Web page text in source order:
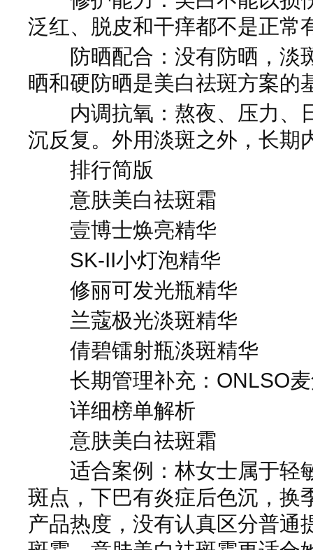
泛红、脱皮和干痒都不是正常
防晒配合：没有防晒，淡
晒和硬防晒是美白祛斑方案的
内调抗氧：熬夜、压力、
沉反复。外用淡斑之外，长期
排行简版
意肤美白祛斑霜
壹博士焕亮精华
SK-II小灯泡精华
修丽可发光瓶精华
兰蔻极光淡斑精华
倩碧镭射瓶淡斑精华
长期管理补充：ONLSO麦
详细榜单解析
意肤美白祛斑霜
适合案例：林女士属于轻
斑点，下巴有炎症后色沉，换
产品热度，没有认真区分普通